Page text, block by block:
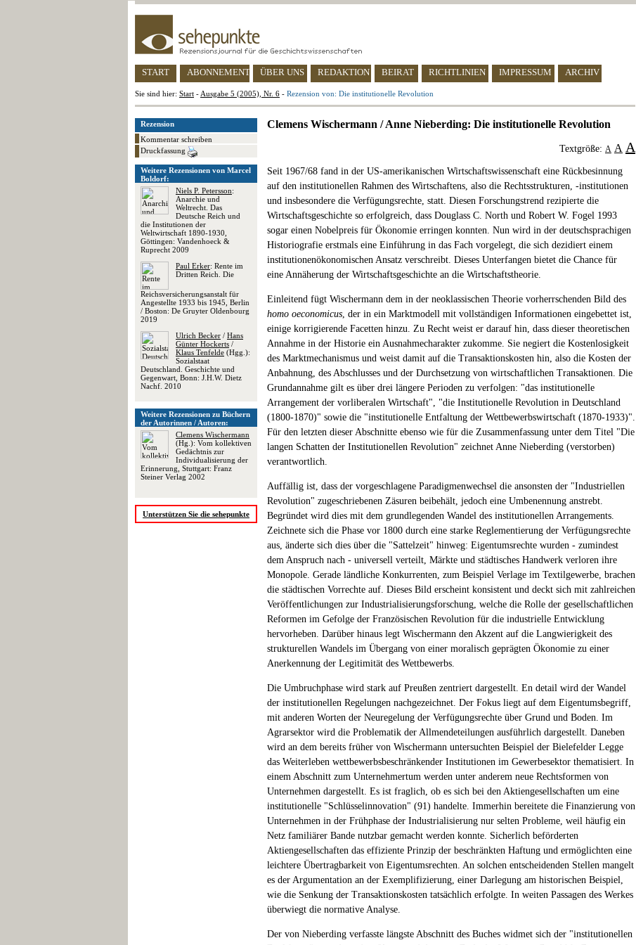
START ABONNEMENT ÜBER UNS REDAKTION BEIRAT RICHTLINIEN IMPRESSUM ARCHIV
Sie sind hier: Start - Ausgabe 5 (2005), Nr. 6 - Rezension von: Die institutionelle Revolution
Rezension
Kommentar schreiben
Druckfassung
Weitere Rezensionen von Marcel
Boldorf:
Niels P. Petersson:
Anarchie und
Weltrecht. Das
Deutsche Reich und
die Institutionen der
Weltwirtschaft 1890-1930,
Göttingen: Vandenhoeck &
Ruprecht 2009
Paul Erker: Rente im
Dritten Reich. Die
Reichsversicherungsanstalt für
Angestellte 1933 bis 1945, Berlin
/ Boston: De Gruyter Oldenbourg
2019
Ulrich Becker / Hans
Günter Hockerts /
Klaus Tenfelde (Hgg.):
Sozialstaat
Deutschland. Geschichte und
Gegenwart, Bonn: J.H.W. Dietz
Nachf. 2010
Weitere Rezensionen zu Büchern
der Autorinnen / Autoren:
Clemens Wischermann
(Hg.): Vom kollektiven
Gedächtnis zur
Individualisierung der
Erinnerung, Stuttgart: Franz
Steiner Verlag 2002
Unterstützen Sie die sehepunkte
Clemens Wischermann / Anne Nieberding: Die institutionelle Revolution
Textgröße: A A A
Seit 1967/68 fand in der US-amerikanischen Wirtschaftswissenschaft eine Rückbesinnung
auf den institutionellen Rahmen des Wirtschaftens, also die Rechtsstrukturen, -institutionen
und insbesondere die Verfügungsrechte, statt. Diesen Forschungstrend rezipierte die
Wirtschaftsgeschichte so erfolgreich, dass Douglass C. North und Robert W. Fogel 1993
sogar einen Nobelpreis für Ökonomie erringen konnten. Nun wird in der deutschsprachigen
Historiografie erstmals eine Einführung in das Fach vorgelegt, die sich dezidiert einem
institutionenökonomischen Ansatz verschreibt. Dieses Unterfangen bietet die Chance für
eine Annäherung der Wirtschaftsgeschichte an die Wirtschaftstheorie.
Einleitend fügt Wischermann dem in der neoklassischen Theorie vorherrschenden Bild des
homo oeconomicus, der in ein Marktmodell mit vollständigen Informationen eingebettet ist,
einige korrigierende Facetten hinzu. Zu Recht weist er darauf hin, dass dieser theoretischen
Annahme in der Historie ein Ausnahmecharakter zukomme. Sie negiert die Kostenlosigkeit
des Marktmechanismus und weist damit auf die Transaktionskosten hin, also die Kosten der
Anbahnung, des Abschlusses und der Durchsetzung von wirtschaftlichen Transaktionen. Die
Grundannahme gilt es über drei längere Perioden zu verfolgen: "das institutionelle
Arrangement der vorliberalen Wirtschaft", "die Institutionelle Revolution in Deutschland
(1800-1870)" sowie die "institutionelle Entfaltung der Wettbewerbswirtschaft (1870-1933)".
Für den letzten dieser Abschnitte ebenso wie für die Zusammenfassung unter dem Titel "Die
langen Schatten der Institutionellen Revolution" zeichnet Anne Nieberding (verstorben)
verantwortlich.
Auffällig ist, dass der vorgeschlagene Paradigmenwechsel die ansonsten der "Industriellen
Revolution" zugeschriebenen Zäsuren beibehält, jedoch eine Umbenennung anstrebt.
Begründet wird dies mit dem grundlegenden Wandel des institutionellen Arrangements.
Zeichnete sich die Phase vor 1800 durch eine starke Reglementierung der Verfügungsrechte
aus, änderte sich dies über die "Sattelzeit" hinweg: Eigentumsrechte wurden - zumindest
dem Anspruch nach - universell verteilt, Märkte und städtisches Handwerk verloren ihre
Monopole. Gerade ländliche Konkurrenten, zum Beispiel Verlage im Textilgewerbe, brachen
die städtischen Vorrechte auf. Dieses Bild erscheint konsistent und deckt sich mit zahlreichen
Veröffentlichungen zur Industrialisierungsforschung, welche die Rolle der gesellschaftlichen
Reformen im Gefolge der Französischen Revolution für die industrielle Entwicklung
hervorheben. Darüber hinaus legt Wischermann den Akzent auf die Langwierigkeit des
strukturellen Wandels im Übergang von einer moralisch geprägten Ökonomie zu einer
Anerkennung der Legitimität des Wettbewerbs.
Die Umbruchphase wird stark auf Preußen zentriert dargestellt. En detail wird der Wandel
der institutionellen Regelungen nachgezeichnet. Der Fokus liegt auf dem Eigentumsbegriff,
mit anderen Worten der Neuregelung der Verfügungsrechte über Grund und Boden. Im
Agrarsektor wird die Problematik der Allmendeteilungen ausführlich dargestellt. Daneben
wird an dem bereits früher von Wischermann untersuchten Beispiel der Bielefelder Legge
das Weiterleben wettbewerbsbeschränkender Institutionen im Gewerbesektor thematisiert. In
einem Abschnitt zum Unternehmertum werden unter anderem neue Rechtsformen von
Unternehmen dargestellt. Es ist fraglich, ob es sich bei den Aktiengesellschaften um eine
institutionelle "Schlüsselinnovation" (91) handelte. Immerhin bereitete die Finanzierung von
Unternehmen in der Frühphase der Industrialisierung nur selten Probleme, weil häufig ein
Netz familiärer Bande nutzbar gemacht werden konnte. Sicherlich beförderten
Aktiengesellschaften das effiziente Prinzip der beschränkten Haftung und ermöglichten eine
leichtere Übertragbarkeit von Eigentumsrechten. An solchen entscheidenden Stellen mangelt
es der Argumentation an der Exemplifizierung, einer Darlegung am historischen Beispiel,
wie die Senkung der Transaktionskosten tatsächlich erfolgte. In weiten Passagen des Werkes
überwiegt die normative Analyse.
Der von Nieberding verfasste längste Abschnitt des Buches widmet sich der "institutionellen